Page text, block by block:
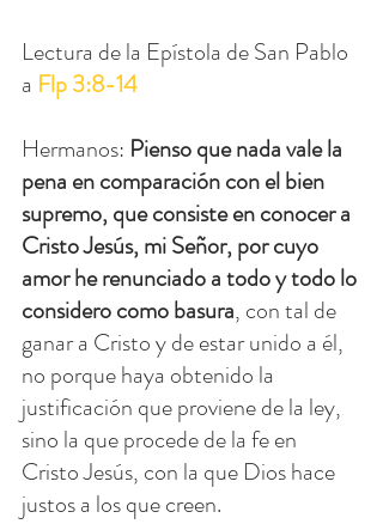
Lectura de la Epístola de San Pablo
a Flp 3:8-14
Hermanos: Pienso que nada vale la
pena en comparación con el bien
supremo, que consiste en conocer a
Cristo Jesús, mi Señor, por cuyo
amor he renunciado a todo y todo lo
considero como basura, con tal de
ganar a Cristo y de estar unido a él,
no porque haya obtenido la
justificación que proviene de la ley,
sino la que procede de la fe en
Cristo Jesús, con la que Dios hace
justos a los que creen.